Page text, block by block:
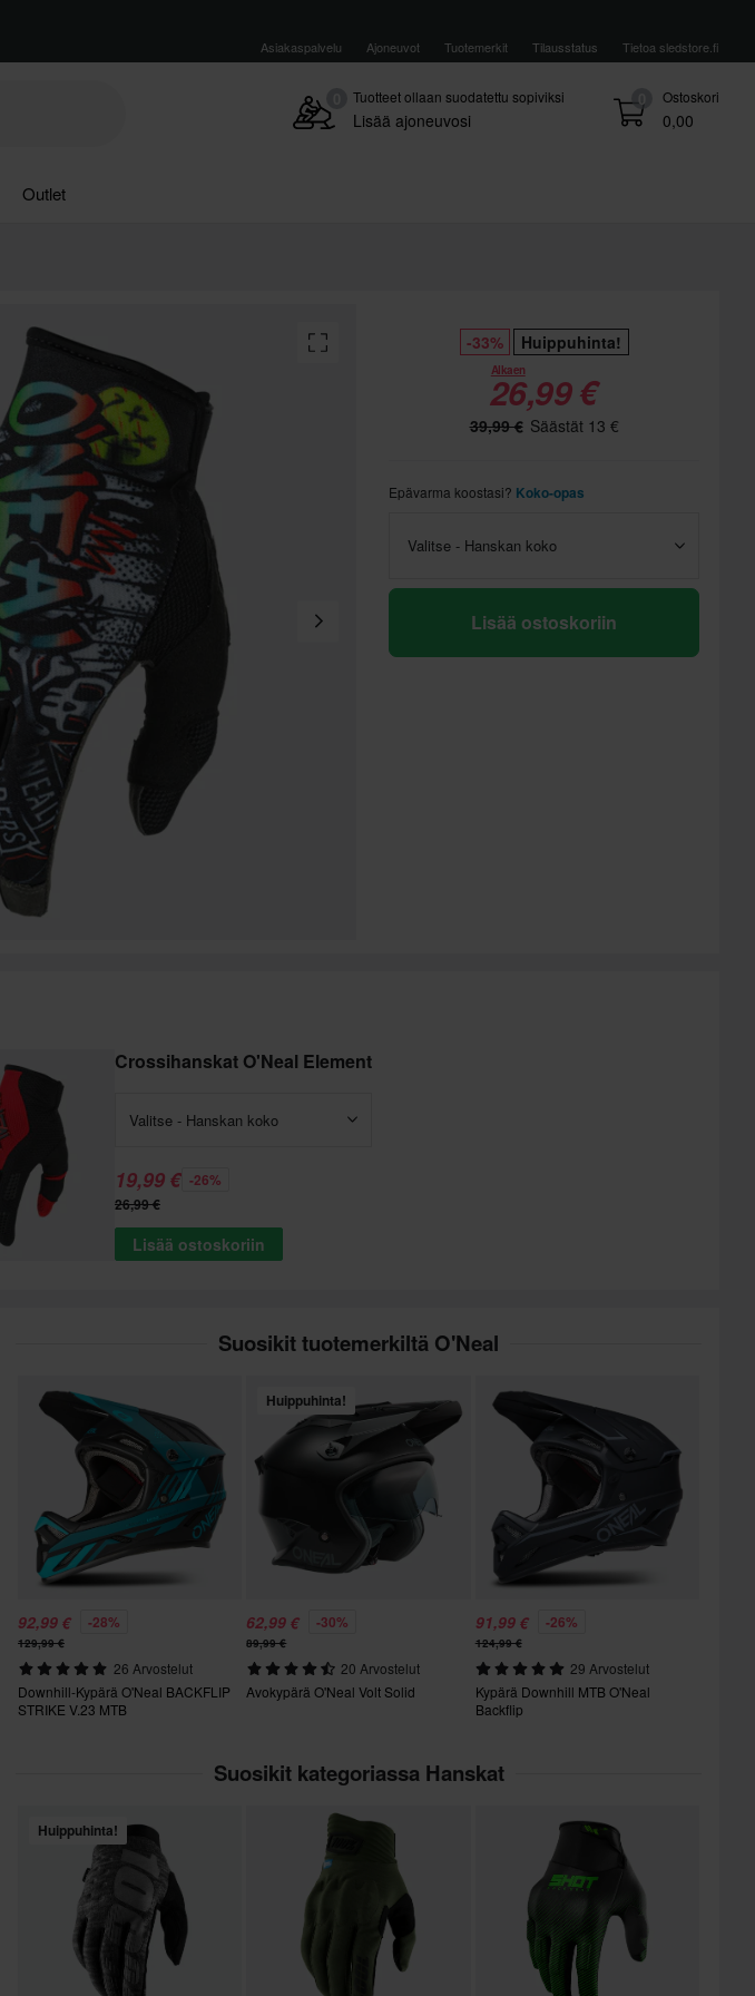
Asiakaspalvelu Ajoneuvot Tuotemerkit Tilausstatus Tietoa sledstore.fi
0 Ostoskori
0,00
Tuotteet ollaan suodatettu sopiviksi
Lisää ajoneuvosi
Outlet
-33% Huippuhinta!
Alkaen
26,99 €
39,99 € Säästät 13 €
Epävarma koostasi? Koko-opas
Valitse - Hanskan koko
Lisää ostoskoriin
Crossihanskat O'Neal Element
Valitse - Hanskan koko
19,99 € -26%
26,99 €
Lisää ostoskoriin
Suosikit tuotemerkiltä O'Neal
92,99 € -28%
129,99 €
26 Arvostelut
Downhill-Kypärä O'Neal BACKFLIP
STRIKE V.23 MTB
Huippuhinta!
62,99 € -30%
89,99 €
20 Arvostelut
Avokypärä O'Neal Volt Solid
91,99 € -26%
124,99 €
29 Arvostelut
Kypärä Downhill MTB O'Neal
Backflip
Suosikit kategoriassa Hanskat
Huippuhinta!